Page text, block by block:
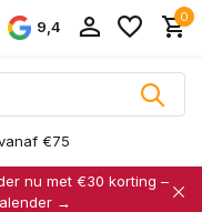
9,4
0
€75
nu met €30 korting –
→